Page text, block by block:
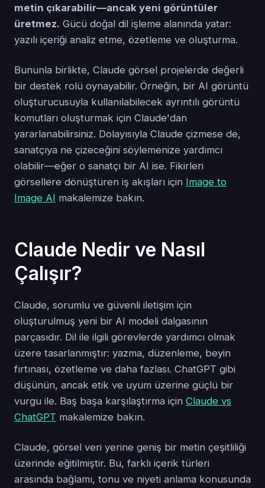
metin çıkarabilir—ancak yeni görüntüler
üretmez. Gücü doğal dil işleme alanında yatar:
yazılı içeriği analiz etme, özetleme ve oluşturma.
Bununla birlikte, Claude görsel projelerde değerli
bir destek rolü oynayabilir. Örneğin, bir AI görüntü
oluşturucusuyla kullanılabilecek ayrıntılı görüntü
komutları oluşturmak için Claude'dan
yararlanabilirsiniz. Dolayısıyla Claude çizmese de,
sanatçıya ne çizeceğini söylemenize yardımcı
olabilir—eğer o sanatçı bir AI ise. Fikirleri
görsellere dönüştüren iş akışları için Image to
Image AI makalemize bakın.
Claude Nedir ve Nasıl
Çalışır?
Claude, sorumlu ve güvenli iletişim için
oluşturulmuş yeni bir AI modeli dalgasının
parçasıdır. Dil ile ilgili görevlerde yardımcı olmak
üzere tasarlanmıştır: yazma, düzenleme, beyin
fırtınası, özetleme ve daha fazlası. ChatGPT gibi
düşünün, ancak etik ve uyum üzerine güçlü bir
vurgu ile. Baş başa karşılaştırma için Claude vs
ChatGPT makalemize bakın.
Claude, görsel veri yerine geniş bir metin çeşitliliği
üzerinde eğitilmiştir. Bu, farklı içerik türleri
arasında bağlamı, tonu ve niyeti anlama konusunda